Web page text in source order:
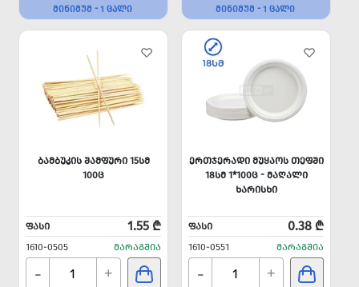
ᲛᲘᲜᲘᲛᲣᲛ - 1 ᲪᲐᲚᲘ ᲛᲘᲜᲘᲛᲣᲛ - 1 ᲪᲐᲚᲘ
ᲑᲐᲛᲑᲣᲙᲘᲡ ᲨᲐᲛᲤᲣᲠᲘ 15ᲡᲛ
100Ც
ᲤᲐᲡᲘ 1.55 ₾
1610-0505 ᲛᲐᲠᲐᲒᲨᲘᲐ
- +
ᲔᲠᲗᲯᲔᲠᲐᲓᲘ ᲛᲣᲧᲐᲝᲡ ᲗᲔᲤᲨᲘ
18ᲡᲛ 1*100Ც - ᲛᲐᲦᲐᲚᲘ
ᲮᲐᲠᲘᲡᲮᲘ
ᲤᲐᲡᲘ 0.38 ₾
1610-0551 ᲛᲐᲠᲐᲒᲨᲘᲐ
- +